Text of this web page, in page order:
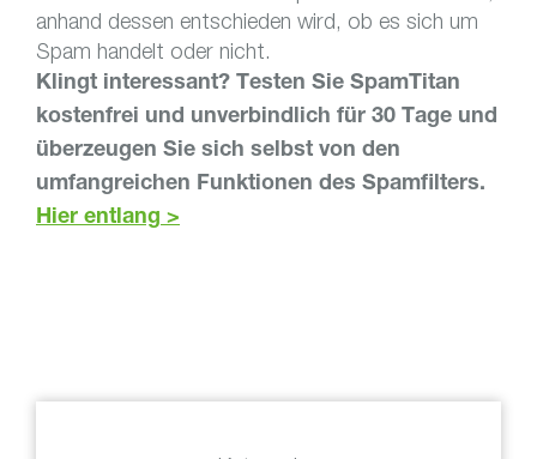
anhand dessen entschieden wird, ob es sich um
Spam handelt oder nicht.
Klingt interessant? Testen Sie SpamTitan
kostenfrei und unverbindlich für 30 Tage und
überzeugen Sie sich selbst von den
umfangreichen Funktionen des Spamfilters.
Hier entlang >